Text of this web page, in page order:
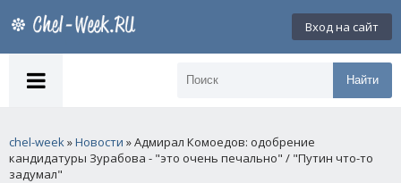
Вход на сайт
Найти
chel-week»Новости » Адмирал Комоедов: одобрение
кандидатуры Зурабова - "это очень печально" / "Путин что-то
задумал"